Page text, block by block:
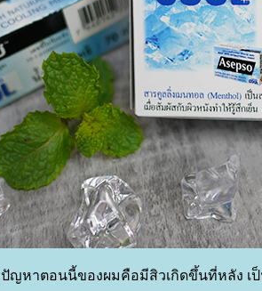
ปัญหาตอนนี้ของผมคือมีสิวเกิดขึ้นที่หลัง เ